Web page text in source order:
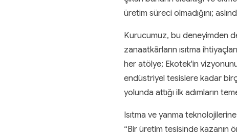
üretim süreci olmadığını;
Kurucumuz, bu deneyimden
zanaatkârların ısıtma
her atölye; Ekotek'in
endüstriyel tesislere kadar
yolunda attığı ilk adımların
Isıtma ve yanma
“Bir üretim tesisinde kazanın